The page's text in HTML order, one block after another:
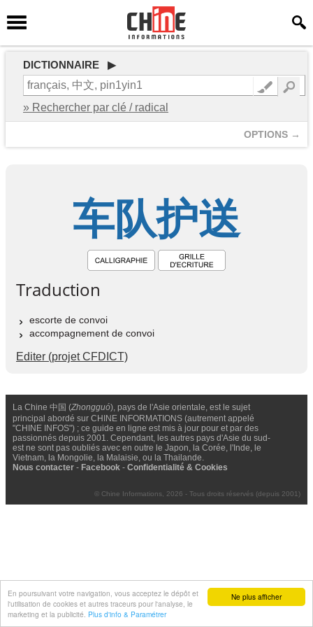
Ne plus afficher
En poursuivant votre navigation, vous acceptez le dépôt et
l'utilisation de cookies et autres traceurs pour l'analyse, le
marketing et la publicité. Plus d'info & Paramétrer
DICTIONNAIRE ▶
» Rechercher par clé / radical
OPTIONS →
车队护送
Traduction
escorte de convoi
accompagnement de convoi
Editer (projet CFDICT)
La Chine 中国 (Zhongguó), pays de l'Asie orientale, est le sujet
principal abordé sur CHINE INFORMATIONS (autrement appelé
"CHINE INFOS") ; ce guide en ligne est mis à jour pour et par des
passionnés depuis 2001. Cependant, les autres pays d'Asie du sud-
est ne sont pas oubliés avec en outre le Japon, la Corée, l'Inde, le
Vietnam, la Mongolie, la Malaisie, ou la Thailande.
Nous contacter - Facebook - Confidentialité & Cookies
© Chine Informations, 2026 - Tous droits réservés (depuis 2001)